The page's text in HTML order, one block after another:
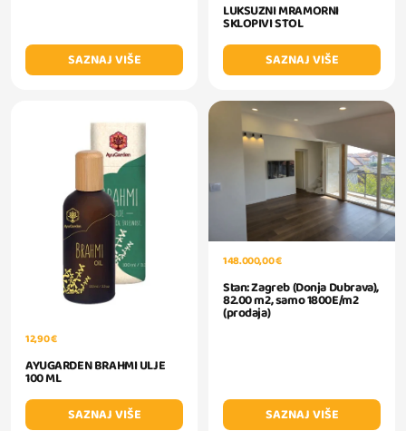
SAZNAJ VIŠE
LUKSUZNI MRAMORNI
SKLOPIVI STOL
SAZNAJ VIŠE
12,90 €
AYUGARDEN BRAHMI ULJE
100 ML
SAZNAJ VIŠE
148.000,00 €
Stan: Zagreb (Donja Dubrava),
82.00 m2, samo 1800E/m2
(prodaja)
SAZNAJ VIŠE